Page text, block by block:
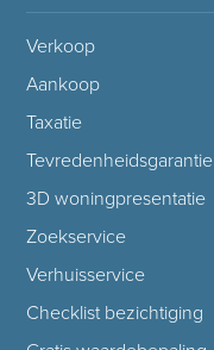
Verkoop
Aankoop
Taxatie
Tevredenheidsgarantie
3D woningpresentatie
Zoekservice
Verhuisservice
Checklist bezichtiging